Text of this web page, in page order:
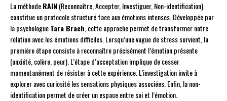
La méthodeRAIN(Reconnaître, Accepter, Investiguer, Non-identification)
constitue un protocole structuré face aux émotions intenses. Développée par
la psychologueTara Brach, cette approche permet de transformer notre
relation avec les émotions difficiles. Lorsqu’une vague de stress survient, la
première étape consiste à reconnaître précisément l’émotion présente
(anxiété, colère, peur). L’étape d’acceptation implique de cesser
momentanément de résister à cette expérience. L’investigation invite à
explorer avec curiosité les sensations physiques associées. Enfin, la non-
identification permet de créer un espace entre soi et l’émotion.